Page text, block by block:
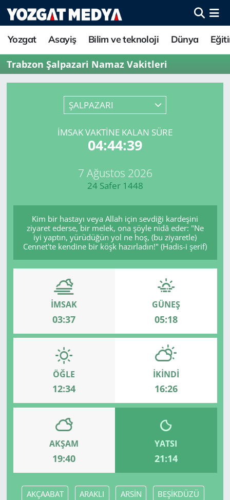
Yozgat Asayiş Bilim ve teknoloji Dünya
Trabzon Şalpazari Namaz Vakitleri
ŞALPAZARI
İMSAK VAKTINE KALAN SÜRE
04:44:39
7 Ağustos 2026
24 Safer 1448
Kim bir hastayı veya Allah için sevdiği kardeşini
ziyaret ederse, bir melek, ona şöyle nidâ eder: "Ne
iyi yaptın, yürüdüğün yol ne hoş, (bu ziyaretle)
Cennet'te kendine bir köşk hazırladın!" (Hadis-i şerif)
İMSAK
03:37
GÜNEŞ
05:18
ÖĞLE
12:34
İKINDI
16:26
AKŞAM
19:40
YATSI
21:14
AKÇAABAT ARAKLI ARSİN BEŞİKDÜZÜ